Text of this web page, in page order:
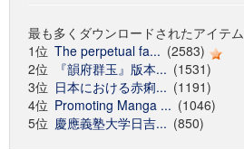
最も多くダウンロードされたアイテム
1位 The perpetual fa... (2583)
2位
『韻府群玉』版本... (1531)
3位 日本における赤痢... (1191)
4位 Promoting Manga ... (1046)
5位 慶應義塾大学日吉... (850)